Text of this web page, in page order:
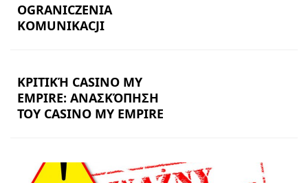
OGRANICZENIA
KOMUNIKACJI
ΚΡΙΤΙΚΉ CASINO MY
EMPIRE: ΑΝΑΣΚΌΠΗΣΗ
ΤΟΥ CASINO MY EMPIRE